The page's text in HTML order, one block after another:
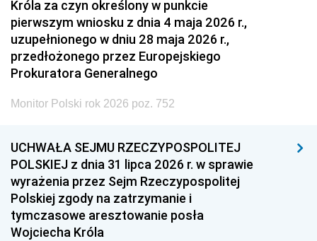
Króla za czyn określony w punkcie
pierwszym wniosku z dnia 4 maja 2026 r.,
uzupełnionego w dniu 28 maja 2026 r.,
przedłożonego przez Europejskiego
Prokuratora Generalnego
Monitor Polski rok 2026 poz. 752
UCHWAŁA SEJMU RZECZYPOSPOLITEJ
POLSKIEJ z dnia 31 lipca 2026 r. w sprawie
wyrażenia przez Sejm Rzeczypospolitej
Polskiej zgody na zatrzymanie i
tymczasowe aresztowanie posła
Wojciecha Króla